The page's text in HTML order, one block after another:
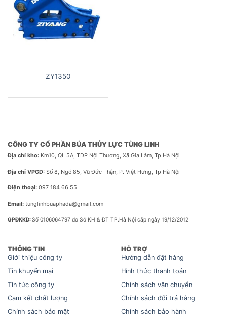
ZY1350
CÔNG TY CỔ PHẦN BÚA THỦY LỰC TÙNG LINH
Địa chỉ kho: Km10, QL 5A, TDP Nội Thương, Xã Gia Lâm, Tp Hà Nội
Địa chỉ VPGD: Số 8, Ngõ 85, Vũ Đức Thận, P. Việt Hưng, Tp Hà Nội
Điện thoại: 097 184 66 55
Email: tunglinhbuaphada@gmail.com
GPĐKKD:Số 0106064797 do Sở KH & ĐT TP.Hà Nội cấp ngày 19/12/2012
THÔNG TIN
Giới thiệu công ty
Tin khuyến mại
Tin tức công ty
Cam kết chất lượng
Chính sách bảo mật
HỖ TRỢ
Hướng dẫn đặt hàng
Hình thức thanh toán
Chính sách vận chuyển
Chính sách đổi trả hàng
Chính sách bảo hành